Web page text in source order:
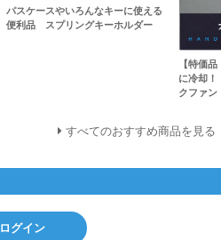
パスケースやいろんなキーに使える
便利品 スプリングキーホルダー
【特価
に冷却
クファン
すべてのおすすめ商品を見る
ログイン